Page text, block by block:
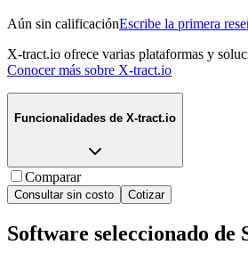
Aún sin calificaciónEscribe la primera
X-tract.io ofrece varias plataformas y
Conocer más sobre X-tract.io
Funcionalidades de X-tract.io
Comparar
Consultar sin costo Cotizar
Software seleccionado de